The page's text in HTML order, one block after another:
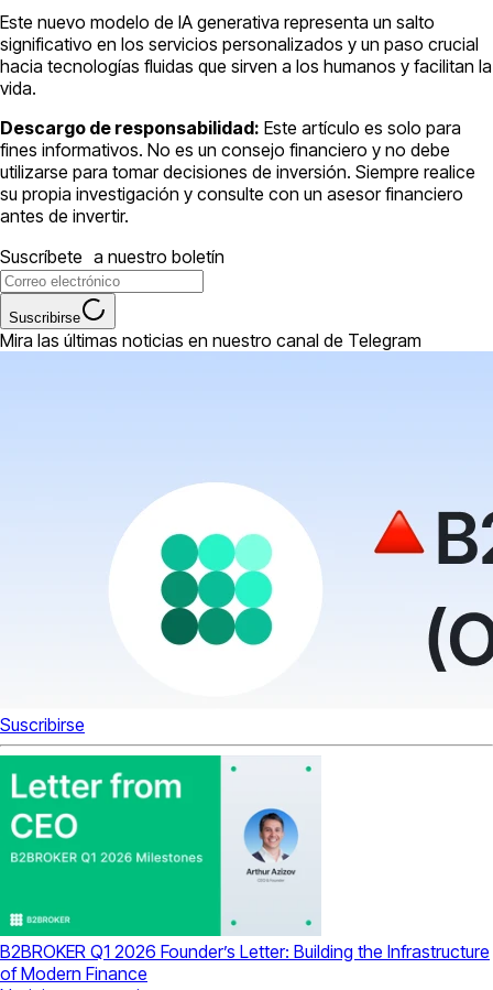
Este nuevo modelo de IA generativa representa un salto
significativo en los servicios personalizados y un paso crucial
hacia tecnologías fluidas que sirven a los humanos y facilitan la
vida.
Descargo de responsabilidad: Este artículo es solo para
fines informativos. No es un consejo financiero y no debe
utilizarse para tomar decisiones de inversión. Siempre realice
su propia investigación y consulte con un asesor financiero
antes de invertir.
Suscríbete a nuestro boletín
Suscribirse
Mira las últimas noticias en nuestro canal de Telegram
Suscribirse
B2BROKER Q1 2026 Founder’s Letter: Building the Infrastructure
of Modern Finance